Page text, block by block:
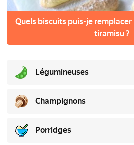
Quels biscuits puis-je remplacer
tiramisu ?
Légumineuses
Champignons
Porridges